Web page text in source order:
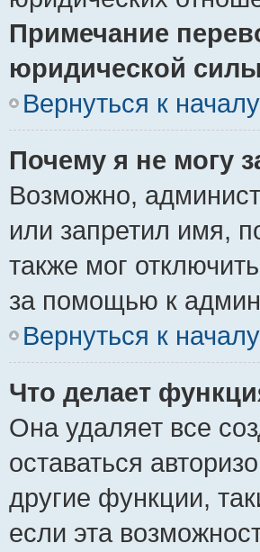
Примечание
юридической
Вернуться к началу
Почему я не могу
Возможно,
или запретил имя,
также мог
за помощью к
Вернуться к началу
Что делает
Она удаляет все
оставаться
другие функции,
если эта